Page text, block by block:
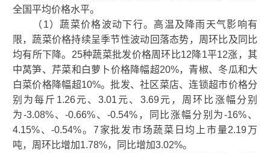
全国平均价格水平。
（1）蔬菜价格波动下行。高温及降雨天气影响有
限，蔬菜价格持续呈季节性波动回落态势，周环比及同比
均有所下降。25种蔬菜批发价格周环比12降1平12涨，其
中莴笋、芹菜和白萝卜价格降幅超20%，青椒、冬瓜和大
白菜价格降幅超10%。批发、社区菜店、连锁超市价格分
别为每斤1.26元、3.01元、3.69元，周环比涨幅分别
为-3.08%、-0.66%、-0.54%，同比涨幅分别为-16%、
4.15%、-0.54%。7家批发市场蔬菜日均上市量2.19万
吨，周环比增加1.78%，同比增加3.02%。